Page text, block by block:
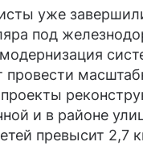
уже
под
провести
проекты
и в районе
превысит 2,7